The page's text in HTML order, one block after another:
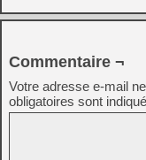
Commentaire ¬
Votre adresse e-mail
obligatoires sont